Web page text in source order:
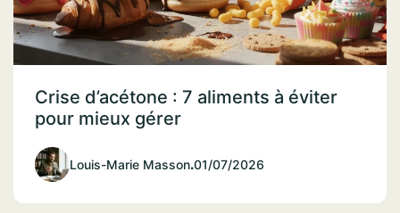
Crise d’acétone : 7 aliments à éviter
pour mieux gérer
Louis-Marie Masson.01/07/2026